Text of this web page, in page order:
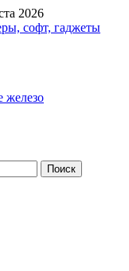
2026
железо